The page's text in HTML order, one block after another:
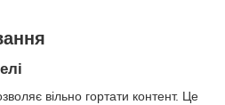
вільно гортати контент. Це